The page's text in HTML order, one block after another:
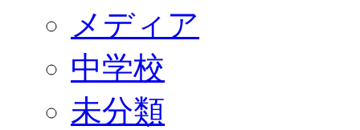
メディア
中学校
未分類